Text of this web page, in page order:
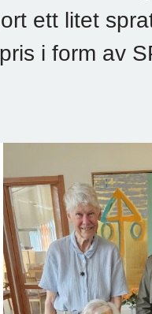
ett litet
i form av